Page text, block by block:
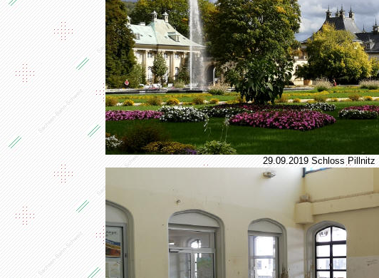
29.09.2019 Schloss Pillnitz